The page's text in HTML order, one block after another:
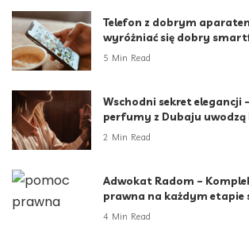
Telefon z dobrym
wyróżniać się dobry
5 Min Read
Wschodni sekret elegancji
perfumy z Dubaju uwodzą
2 Min Read
Adwokat Radom –
prawna na każdym etapie
4 Min Read